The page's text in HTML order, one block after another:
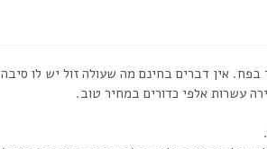
אין דברים בחינם מה שעולה זול יש לו סיבה
עשרות אלפי כדורים במחיר טוב.